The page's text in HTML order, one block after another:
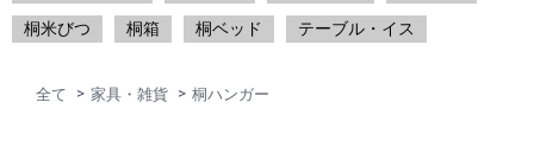
桐米びつ 桐箱 桐ベッド テーブル・イス
全て 家具・雑貨 桐ハンガー